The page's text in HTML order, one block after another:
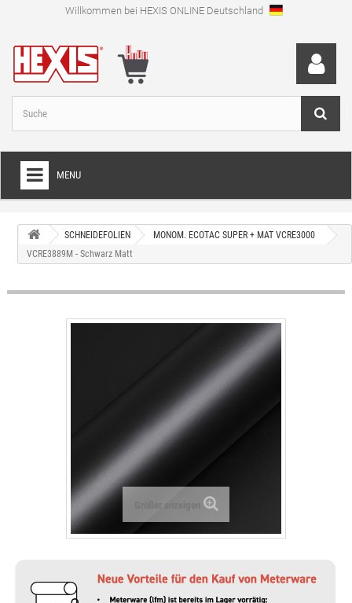
Willkommen bei HEXIS ONLINE Deutschland
MENU
+
FOLIEN FÜR VOLLVERKLEBUNGEN
SCHNEIDEFOLIEN
MONOM. ECOTAC SUPER + MAT VCRE3000
VCRE3889M - Schwarz Matt